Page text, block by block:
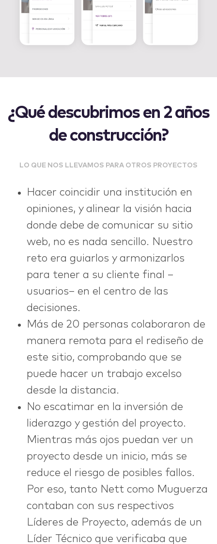
¿Qué descubrimos en 2 años
de construcción?
LO QUE NOS LLEVAMOS PARA OTROS PROYECTOS
Hacer coincidir una institución en
opiniones, y alinear la visión hacia
donde debe de comunicar su sitio
web, no es nada sencillo. Nuestro
reto era guiarlos y armonizarlos
para tener a su cliente final –
usuarios– en el centro de las
decisiones.
Más de 20 personas colaboraron de
manera remota para el rediseño de
este sitio, comprobando que se
puede hacer un trabajo excelso
desde la distancia.
No escatimar en la inversión de
liderazgo y gestión del proyecto.
Mientras más ojos puedan ver un
proyecto desde un inicio, más se
reduce el riesgo de posibles fallos.
Por eso, tanto Nett como Muguerza
contaban con sus respectivos
Líderes de Proyecto, además de un
Líder Técnico que verificaba que